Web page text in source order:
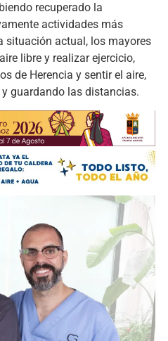
recuperado la
actividades más
situación actual, los mayores
libre y realizar ejercicio,
de Herencia y sentir el aire,
guardando las distancias.